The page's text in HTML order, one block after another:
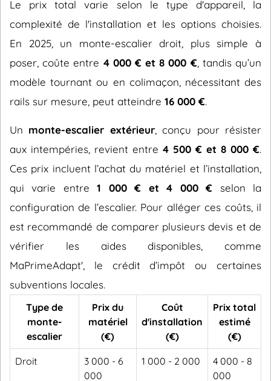
Le prix total varie selon le type d'appareil, la
complexité de l'installation et les options choisies.
En 2025, un monte-escalier droit, plus simple à
poser, coûte entre 4 000 € et 8 000 € , tandis qu’un
modèle tournant ou en colimaçon, nécessitant des
rails sur mesure, peut atteindre 16 000 €.
Un monte-escalier extérieur, conçu pour résister
aux intempéries, revient entre 4 500 € et 8 000 €.
Ces prix incluent l’achat du matériel et l’installation,
qui varie entre1 000 € et 4 000 € selon la
configuration de l’escalier. Pour alléger ces coûts, il
est recommandé de comparer plusieurs devis et de
vérifier les aides disponibles, comme
MaPrimeAdapt', le crédit d’impôt ou certaines
subventions locales.
Type de
monte-
escalier
Prix du
matériel
(€)
Coût
d'installation
(€)
Prix total
estimé
(€)
Droit
3 000 - 6
000
1 000 - 2 000
4 000 - 8
000